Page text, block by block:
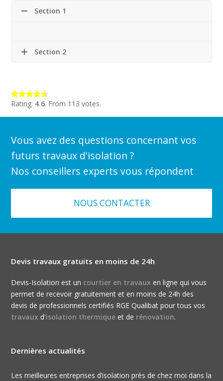
Section 1
Section 2
Rating: 4.6. From 113 votes.
Vous avez des questions concernant vos
futurs travaux d'isolation ?
Nos conseillers experts vous répondent
NOUS CONTACTER
Devis travaux gratuits en moins de 24h
Devis-Isolation est un courtier en travaux en ligne qui vous
permet de recevoir gratuitement et en moins de 24h des
devis de professionnels certifiés RGE Qualibat pour tous vos
travaux d'isolation thermique et de rénovation.
Dernières actualités
Les meilleures entreprises d’isolation près de chez moi dans la